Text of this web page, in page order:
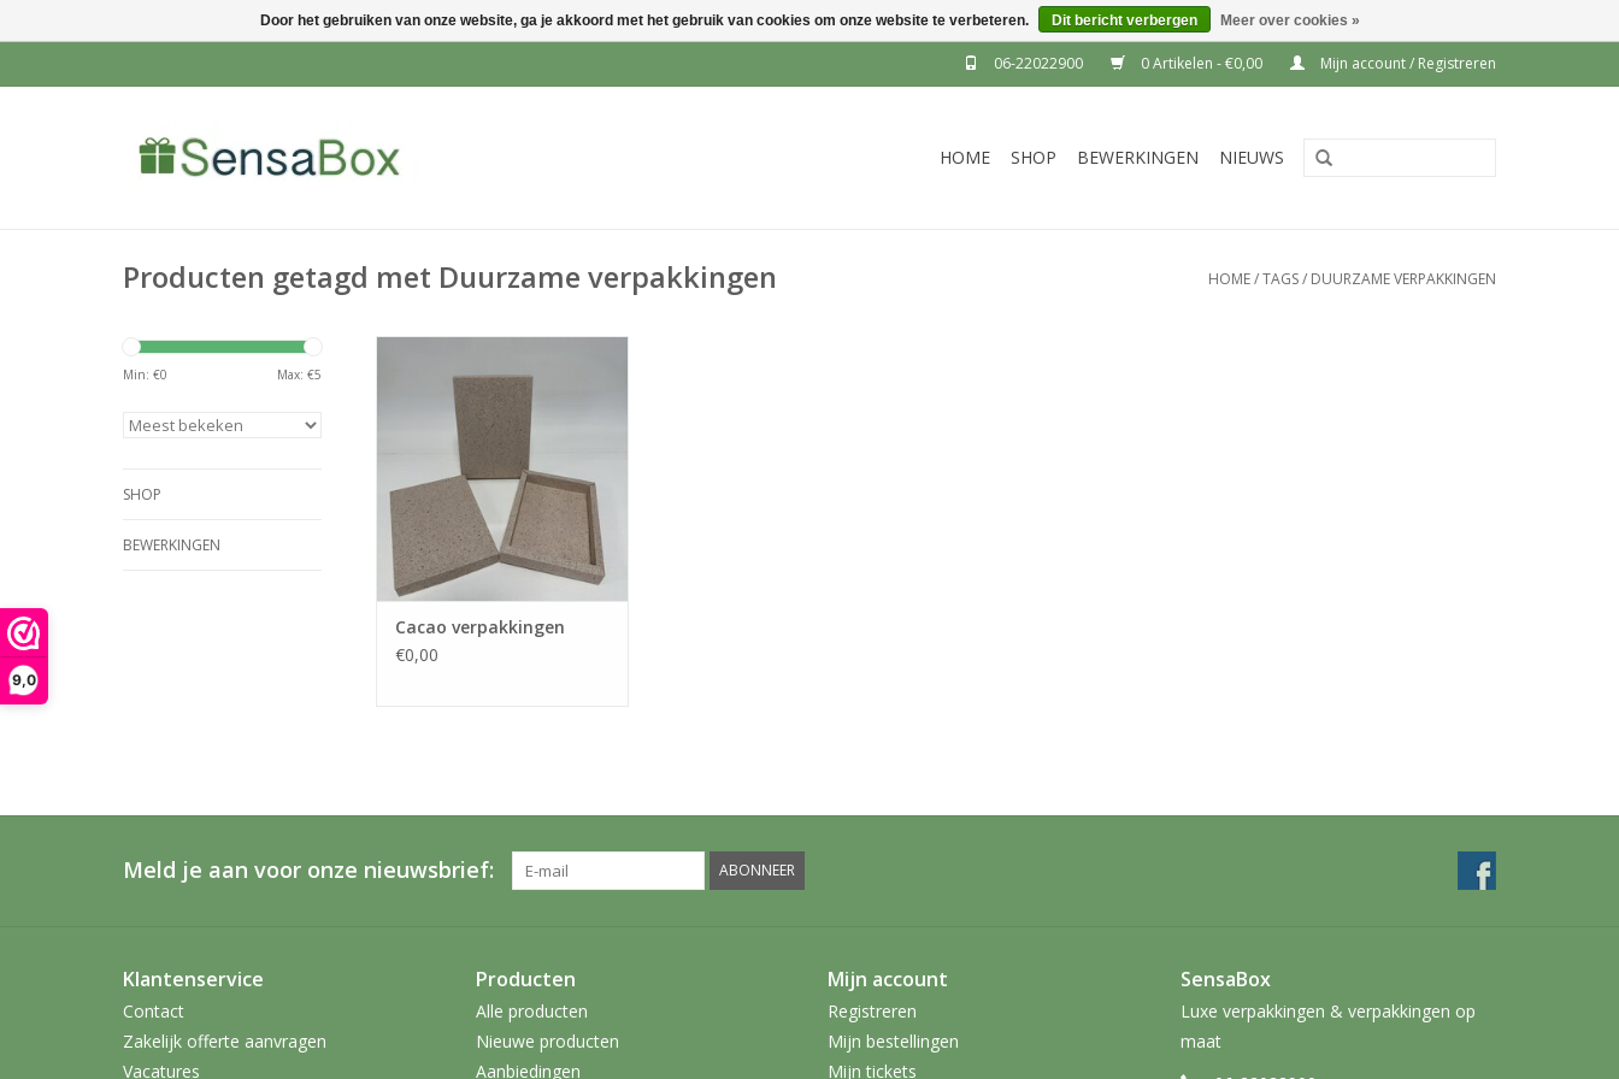
9,0
06-22022900 0 Artikelen - €0,00 Mijn account / Registreren
HOME SHOP BEWERKINGEN NIEUWS
Producten getagd met Duurzame verpakkingen HOME/TAGS/ DUURZAME VERPAKKINGEN
Min: €0 Max: €5
SHOP
BEWERKINGEN
doosjes van cacaodoppen
papier en geef je chocolade de
perfecte presentatie. Deze
ecovriendelijke verpakking biedt
talloze voordelen.
TOEVOEGEN AAN WINKELWAGEN
Cacao verpakkingen
€0,00
Meld je aan voor onze nieuwsbrief: ABONNEER
Klantenservice
Contact
Zakelijk offerte aanvragen
Vacatures
Producten
Alle producten
Nieuwe producten
Aanbiedingen
Mijn account
Registreren
Mijn bestellingen
Mijn tickets
SensaBox
Luxe verpakkingen & verpakkingen op
maat
Door het gebruiken van onze website, ga je akkoord met het gebruik van cookies om onze website te verbeteren. Dit bericht verbergen Meer over cookies »